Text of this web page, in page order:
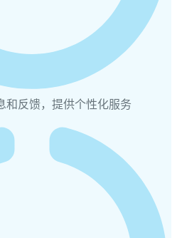
和反馈，提供个性化服务